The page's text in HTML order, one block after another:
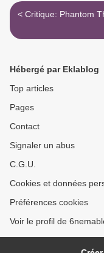
< Critique: Phantom
Hébergé par Eklablog
Top articles
Pages
Contact
Signaler un abus
C.G.U.
Cookies et données
Préférences cookies
Voir le profil de